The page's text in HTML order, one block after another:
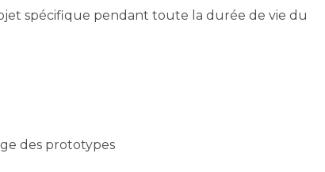
spécifique pendant toute la durée de vie du
des prototypes